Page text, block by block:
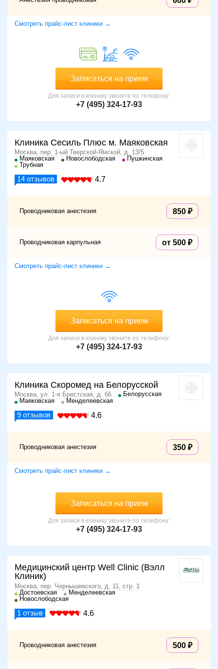
Смотреть прайс-лист клиники →
Записаться на прием
Для записи в клинику звоните по телефону:
+7 (495) 324-17-93
Клиника Сесиль Плюс м. Маяковская
Москва, пер. 1-ый Тверской-Ямской, д. 13/5
Маяковская
Новослободская
Пушкинская
Трубная
14 отзывов 4.7
Проводниковая анестезия 850
Проводниковая карпульная от 500
Смотреть прайс-лист клиники →
Записаться на прием
Для записи в клинику звоните по телефону:
+7 (495) 324-17-93
Клиника Скоромед на Белорусской
Москва, ул. 1-я Брестская, д. 66
Белорусская
Маяковская
Менделеевская
9 отзывов 4.6
Проводниковая анестезия 350
Смотреть прайс-лист клиники →
Записаться на прием
Для записи в клинику звоните по телефону:
+7 (495) 324-17-93
Медицинский центр Well Clinic (Вэлл
Клиник)
Москва, пер. Чернышевского, д. 11, стр. 1
Достоевская
Менделеевская
Новослободская
1 отзыв 4.6
Проводниковая анестезия 500